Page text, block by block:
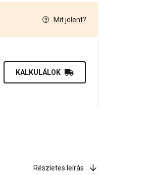
Mit jelent?
KALKULÁLOK
Részletes leírás